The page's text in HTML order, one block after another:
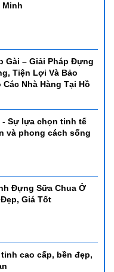
Minh
Gài – Giải Pháp Đựng
Tiện Lợi Và Bảo
Nhà Hàng Tại Hồ
- Sự lựa chọn tinh tế
và phong cách sống
Đựng Sữa Chua Ở
Giá Tốt
cao cấp, bền đẹp,